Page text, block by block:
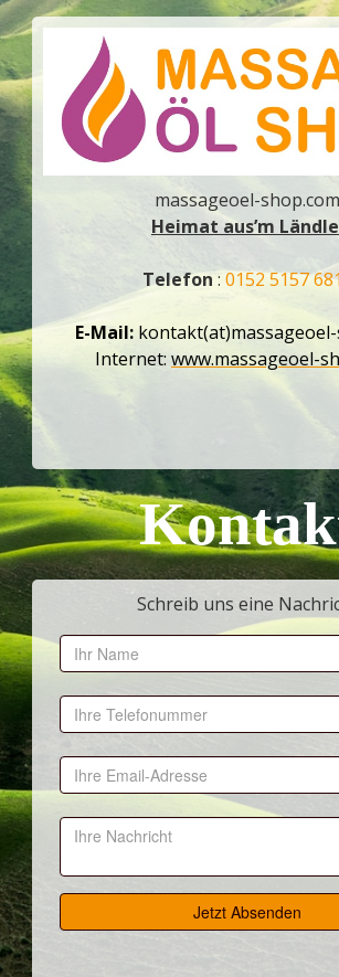
massageoel-shop.com
Heimat aus’m
Telefon: 0152 5157
E-Mail:
Internet: www.massageoel-
Schreib uns eine